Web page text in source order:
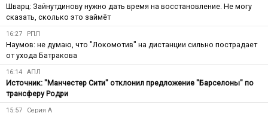
Шварц: Зайнутдинову нужно дать время на восстановление. Не могу
сказать, сколько это займёт
16:27 РПЛ
Наумов: не думаю, что "Локомотив" на дистанции сильно пострадает
от ухода Батракова
16:14 АПЛ
Источник: "Манчестер Сити" отклонил предложение "Барселоны" по
трансферу Родри
15:57 Серия А